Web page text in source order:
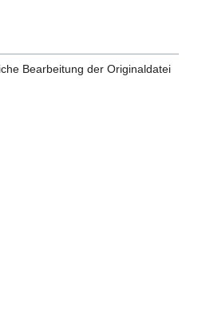
Bearbeitung der Originaldatei